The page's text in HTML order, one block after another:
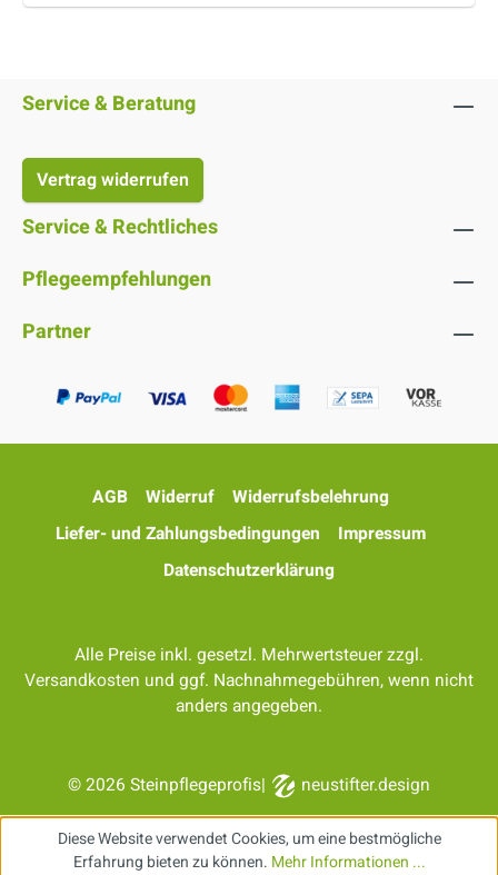
Service & Beratung
Vertrag widerrufen
Service & Rechtliches
Pflegeempfehlungen
Partner
AGB Widerruf
Widerrufsbelehrung
Liefer- und Zahlungsbedingungen
Impressum
Datenschutzerklärung
Alle Preise inkl. gesetzl. Mehrwertsteuer zzgl.
Versandkosten und ggf. Nachnahmegebühren, wenn nicht
anders angegeben.
© 2026 Steinpflegeprofis| neustifter.design
Diese Website verwendet Cookies, um eine bestmögliche
Erfahrung bieten zu können. Mehr Informationen ...